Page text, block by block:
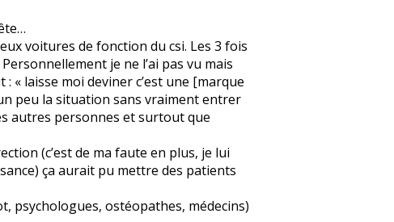
voitures de fonction du csi. Les 3 fois
je ne l’ai pas vu mais
« laisse moi deviner c’est une [marque
peu la situation sans vraiment entrer
autres personnes et surtout que
(c’est de ma faute en plus, je lui
ça aurait pu mettre des patients
psychologues, ostéopathes, médecins)